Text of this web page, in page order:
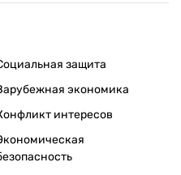
защита
экономика
интересов